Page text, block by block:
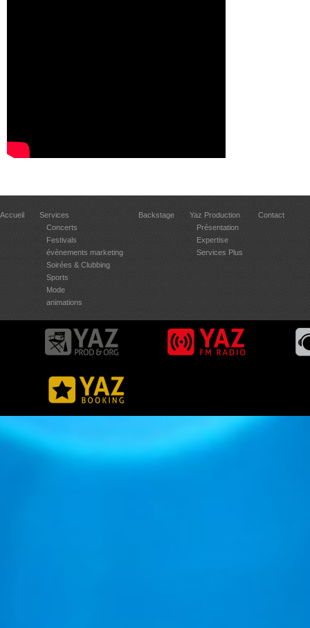
Accueil
Services
Concerts
Festivals
évènements marketing
Soirées & Clubbing
Sports
Mode
animations
Backstage
Yaz Production
Présentation
Expertise
Services Plus
Contact